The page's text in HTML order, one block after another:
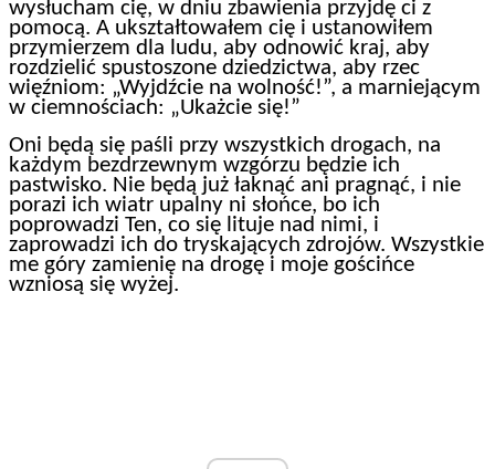
wysłucham cię, w dniu zbawienia przyjdę ci z
pomocą. A ukształtowałem cię i ustanowiłem
przymierzem dla ludu, aby odnowić kraj, aby
rozdzielić spustoszone dziedzictwa, aby rzec
więźniom: „Wyjdźcie na wolność!”, a marniejącym
w ciemnościach: „Ukażcie się!”
Oni będą się paśli przy wszystkich drogach, na
każdym bezdrzewnym wzgórzu będzie ich
pastwisko. Nie będą już łaknąć ani pragnąć, i nie
porazi ich wiatr upalny ni słońce, bo ich
poprowadzi Ten, co się lituje nad nimi, i
zaprowadzi ich do tryskających zdrojów. Wszystkie
me góry zamienię na drogę i moje gościńce
wzniosą się wyżej.